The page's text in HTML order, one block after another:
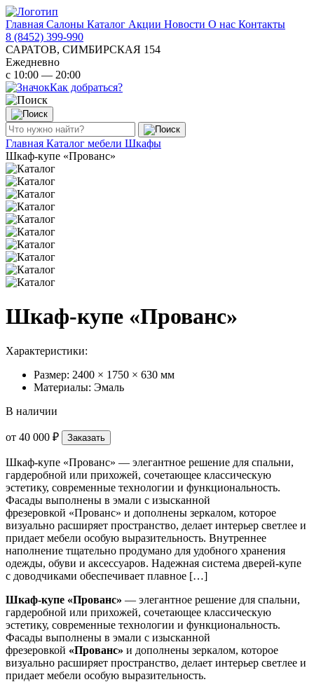
Главная Салоны Каталог Акции Новости О нас Контакты
8 (8452) 399-990
САРАТОВ, СИМБИРСКАЯ 154
Ежедневно
с 10:00 — 20:00
Как добраться?
Главная Каталог мебели Шкафы
Шкаф-купе «Прованс»
Шкаф-купе «Прованс»
Характеристики:
Размер: 2400 × 1750 × 630 мм
Материалы: Эмаль
В наличии
от 40 000 ₽ Заказать
Шкаф-купе «Прованс» — элегантное решение для спальни,
гардеробной или прихожей, сочетающее классическую
эстетику, современные технологии и функциональность.
Фасады выполнены в эмали с изысканной
фрезеровкой «Прованс» и дополнены зеркалом, которое
визуально расширяет пространство, делает интерьер светлее и
придает мебели особую выразительность. Внутреннее
наполнение тщательно продумано для удобного хранения
одежды, обуви и аксессуаров. Надежная система дверей-купе
с доводчиками обеспечивает плавное […]
Шкаф-купе «Прованс» — элегантное решение для спальни,
гардеробной или прихожей, сочетающее классическую
эстетику, современные технологии и функциональность.
Фасады выполнены в эмали с изысканной
фрезеровкой «Прованс» и дополнены зеркалом, которое
визуально расширяет пространство, делает интерьер светлее и
придает мебели особую выразительность.